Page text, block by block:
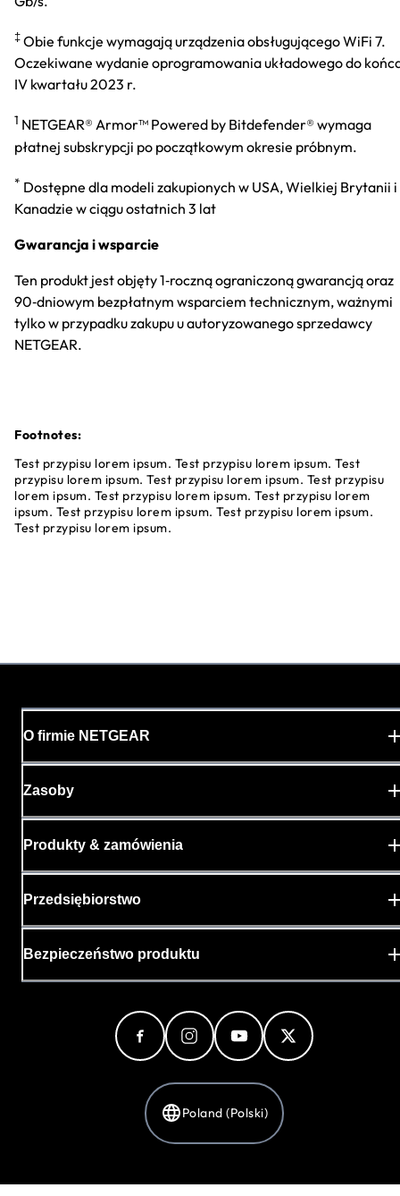
‡Obie funkcje wymagają urządzenia obsługującego WiFi 7.
Oczekiwane wydanie oprogramowania układowego do
IV kwartału 2023 r.
1 NETGEAR® Armor™ Powered by Bitdefender® wymaga
płatnej subskrypcji po początkowym okresie próbnym.
* Dostępne dla modeli zakupionych w USA, Wielkiej Brytanii i
Kanadzie w ciągu ostatnich 3 lat
Gwarancja i wsparcie
Ten produkt jest objęty 1‑roczną ograniczoną gwarancją oraz
90‑dniowym bezpłatnym wsparciem technicznym, ważnymi
tylko w przypadku zakupu u autoryzowanego sprzedawcy
NETGEAR.
Footnotes:
Test przypisu lorem ipsum. Test przypisu lorem ipsum. Test
przypisu lorem ipsum. Test przypisu lorem ipsum. Test przypisu
lorem ipsum. Test przypisu lorem ipsum. Test przypisu lorem
ipsum. Test przypisu lorem ipsum. Test przypisu lorem ipsum.
Test przypisu lorem ipsum.
O firmie NETGEAR
Zasoby
Produkty & zamówienia
Przedsiębiorstwo
Bezpieczeństwo produktu
Poland (Polski)
Polityka prywatnosci